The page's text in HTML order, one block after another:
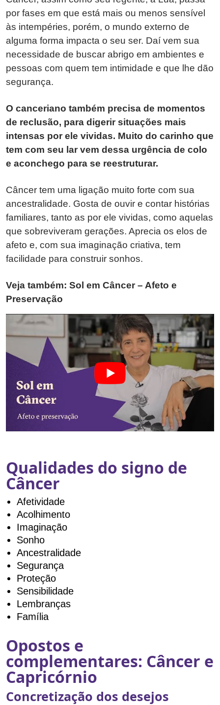
por fases em que está mais ou menos sensível
às intempéries, porém, o mundo externo de
alguma forma impacta o seu ser. Daí vem sua
necessidade de buscar abrigo em ambientes e
pessoas com quem tem intimidade e que lhe dão
segurança.
O canceriano também precisa de momentos
de reclusão, para digerir situações mais
intensas por ele vividas. Muito do carinho que
tem com seu lar vem dessa urgência de colo
e aconchego para se reestruturar.
Câncer tem uma ligação muito forte com sua
ancestralidade. Gosta de ouvir e contar histórias
familiares, tanto as por ele vividas, como aquelas
que sobreviveram gerações. Aprecia os elos de
afeto e, com sua imaginação criativa, tem
facilidade para construir sonhos.
Veja também: Sol em Câncer – Afeto e
Preservação
Qualidades do signo de
Câncer
Afetividade
Acolhimento
Imaginação
Sonho
Ancestralidade
Segurança
Proteção
Sensibilidade
Lembranças
Família
Opostos e
complementares: Câncer e
Capricórnio
Concretização dos desejos